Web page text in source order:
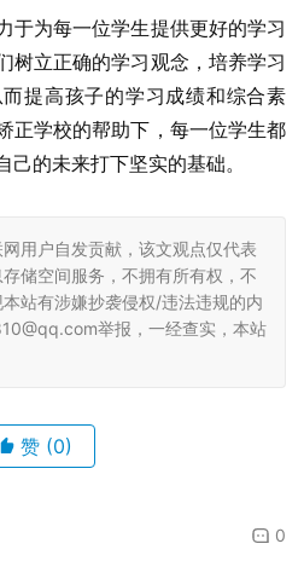
于为每一位学生提供更好的学习
树立正确的学习观念，培养学习
提高孩子的学习成绩和综合素
正学校的帮助下，每一位学生都
的未来打下坚实的基础。
用户自发贡献，该文观点仅代表
储空间服务，不拥有所有权，不
站有涉嫌抄袭侵权/违法违规的内
举报，一经查实，本站
赞 (0)
0